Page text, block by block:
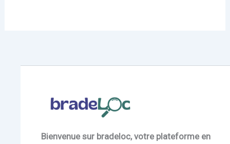
Bienvenue sur bradeloc, votre plateforme en